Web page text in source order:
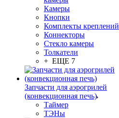
Камеры
Кнопки
Комплекты креплений
Коннекторы
Стекло камеры
Толкатели
+ ЕЩЕ 7
Запчасти для аэрогрилей
(конвекционная печь)
Таймер
ТЭНы